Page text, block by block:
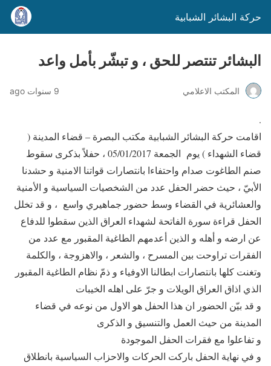
حركة البشائر الشبابية
البشائر تنتصر للحق ، و تبشّر بأمل واعد
المكتب الاعلامي 9 سنوات ago
.
اقامت حركة البشائر الشبابية مكتب البصرة – قضاء المدينة (
قضاء الشهداء ) يوم الجمعة 05/01/2017 ، حفلاً بذكرى سقوط
صنم الطاغوت صدام واحتفاءا بانتصارات قواتنا الامنية و حشدنا
الأبيّ ، حيث حضر الحفل عدد من الشخصيات السياسية و الأمنية
والعشائرية في القضاء وسط حضور جماهيري واسع ، و قد تخلل
الحفل قراءة سورة الفاتحة لشهداء العراق الذين سقطوا للدفاع
عن ارضه و أهله و الذين أعدمهم الطاغية المقبور مع عدد من
الفقرات تراوحت بين المسرح ، والشعر ، والاهزوجة ، والكلمة
وتغنت كلها بانتصارات ابطالنا الاوفياء و ذمّ نظام الطاغية المقبور
الذي اذاق العراق الويلات و جرّ على اهله الخيبات
و قد بيّن الحضور ان هذا الحفل هو الاول من نوعه في قضاء
المدينة من حيث العمل والتنسيق و الذكرى
و تفاعلوا مع فقرات الحفل الموجودة
و في نهاية الحفل باركت الحركات والاحزاب السياسية بانطلاق